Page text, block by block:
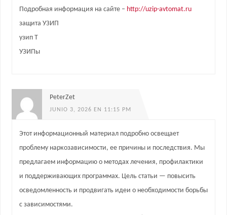
Подробная информация на сайте – http://uzip-avtomat.ru
защита УЗИП
узип Т
УЗИПы
PeterZet
JUNIO 3, 2026 EN 11:15 PM
Этот информационный материал подробно освещает
проблему наркозависимости, ее причины и последствия. Мы
предлагаем информацию о методах лечения, профилактики
и поддерживающих программах. Цель статьи — повысить
осведомленность и продвигать идеи о необходимости борьбы
с зависимостями.